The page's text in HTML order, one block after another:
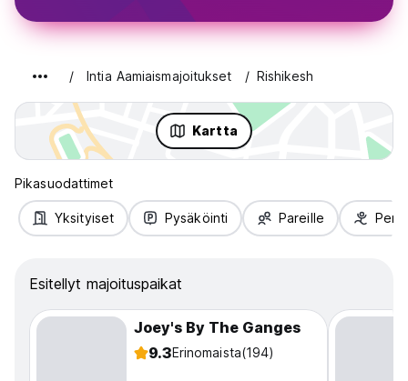
Intia Aamiaismajoitukset Rishikesh
Kartta
Pikasuodattimet
Yksityiset Pysäköinti Pareille
Esitellyt majoituspaikat
Joey's By The Ganges
9.3Erinomaista(194)